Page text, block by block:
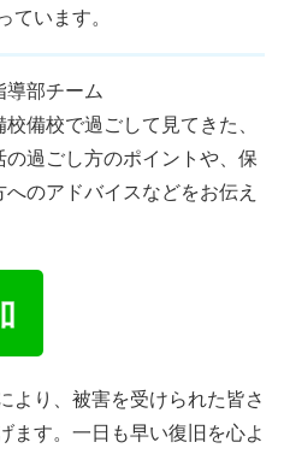
ています。
部チーム
校備校で過ごして見てきた、
の過ごし方のポイントや、保
へのアドバイスなどをお伝え
より、被害を受けられた皆さ
ます。一日も早い復旧を心よ